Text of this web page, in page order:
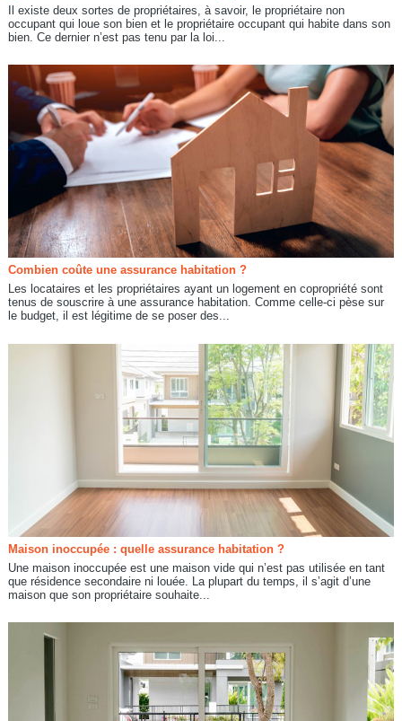
Il existe deux sortes de propriétaires, à savoir, le propriétaire non
occupant qui loue son bien et le propriétaire occupant qui habite dans son
bien. Ce dernier n’est pas tenu par la loi...
Combien coûte une assurance habitation ?
Les locataires et les propriétaires ayant un logement en copropriété sont
tenus de souscrire à une assurance habitation. Comme celle-ci pèse sur
le budget, il est légitime de se poser des...
Maison inoccupée : quelle assurance habitation ?
Une maison inoccupée est une maison vide qui n’est pas utilisée en tant
que résidence secondaire ni louée. La plupart du temps, il s’agit d’une
maison que son propriétaire souhaite...